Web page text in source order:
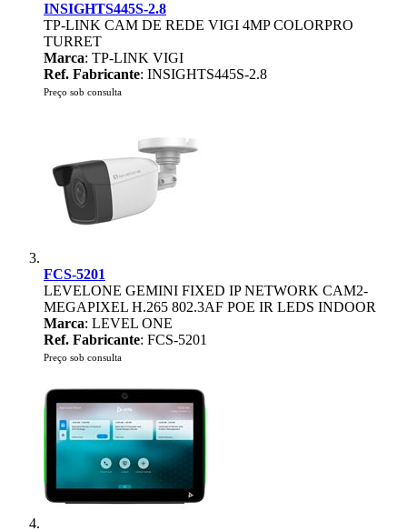
INSIGHTS445S-2.8
TP-LINK CAM DE REDE VIGI 4MP COLORPRO
TURRET
Marca: TP-LINK VIGI
Ref. Fabricante: INSIGHTS445S-2.8
Preço sob consulta
FCS-5201
LEVELONE GEMINI FIXED IP NETWORK CAM2-
MEGAPIXEL H.265 802.3AF POE IR LEDS INDOOR
Marca: LEVEL ONE
Ref. Fabricante: FCS-5201
Preço sob consulta